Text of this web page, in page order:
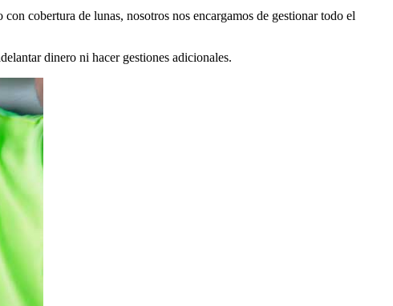
cobertura de lunas, nosotros nos encargamos de gestionar todo el
dinero ni hacer gestiones adicionales.